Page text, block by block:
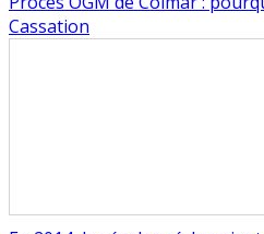
Cassation